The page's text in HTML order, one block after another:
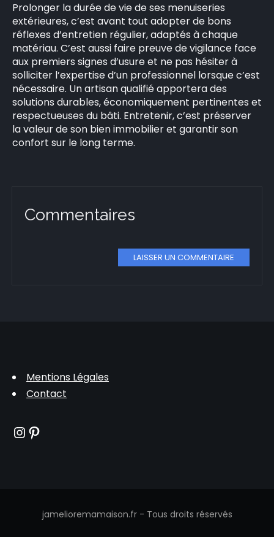
Prolonger la durée de vie de ses menuiseries
extérieures, c’est avant tout adopter de bons
réflexes d’entretien régulier, adaptés à chaque
matériau. C’est aussi faire preuve de vigilance face
aux premiers signes d’usure et ne pas hésiter à
solliciter l’expertise d’un professionnel lorsque c’est
nécessaire. Un artisan qualifié apportera des
solutions durables, économiquement pertinentes et
respectueuses du bâti. Entretenir, c’est préserver
la valeur de son bien immobilier et garantir son
confort sur le long terme.
Commentaires
LAISSER UN COMMENTAIRE
Mentions Légales
Contact
Instagram
Pinterest
jamelioremamaison.fr - Tous droits réservés